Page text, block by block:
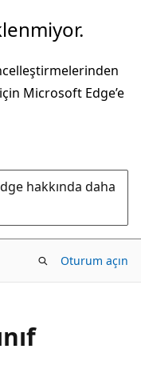
Microsoft Edge’e
hakkında daha
Oturum açın